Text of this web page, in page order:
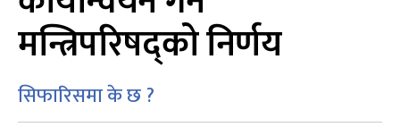
मन्त्रिपरिषद्को निर्णय
सिफारिसमा के छ ?